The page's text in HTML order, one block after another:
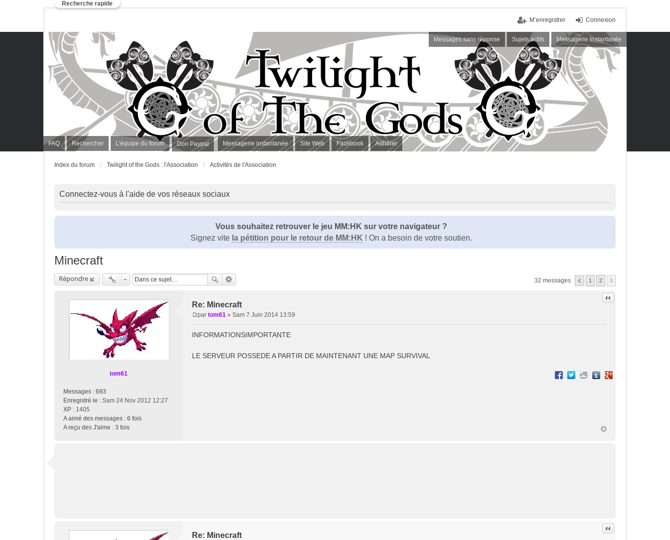
Connexion
M’enregistrer
Messages sans réponse Sujets actifs Messagerie instantanée
FAQ Rechercher L’équipe du forum Don Paypal Messagerie instantanée Site Web Facebook Adhérer
Recherche rapide
Index du forum Twilight of the Gods : l'Association Activités de l'Association
Connectez-vous à l'aide de vos réseaux sociaux
Vous souhaitez retrouver le jeu MM:HK sur votre navigateur ?
Signez vite la pétition pour le retour de MM:HK ! On a besoin de votre soutien.
Minecraft
Répondre 32 messages 1 2 3
tom61
Messages : 693
Enregistré le : Sam 24 Nov 2012 12:27
XP : 1405
A aimé des messages : 6 fois
A reçu des J'aime : 3 fois
Re: Minecraft
Citation
s
a
par tom61 » Sam 7 Juin 2014 13:59
INFORMATIONSIMPORTANTE
LE SERVEUR POSSEDE A PARTIR DE MAINTENANT UNE MAP SURVIVAL
Partager sur Facebook
Partager sur Twitter
Partager sur Reddit
Partager sur Tumblr
Partager sur Google+
Re: Minecraft
Citation